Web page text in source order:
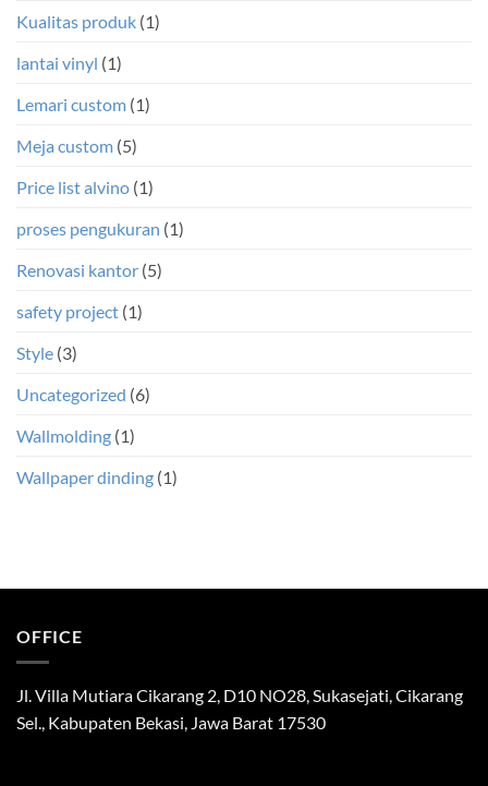
Kualitas produk (1)
lantai vinyl (1)
Lemari custom (1)
Meja custom (5)
Price list alvino (1)
proses pengukuran (1)
Renovasi kantor (5)
safety project (1)
Style (3)
Uncategorized (6)
Wallmolding (1)
Wallpaper dinding (1)
OFFICE
Jl. Villa Mutiara Cikarang 2, D10 NO28, Sukasejati, Cikarang
Sel., Kabupaten Bekasi, Jawa Barat 17530